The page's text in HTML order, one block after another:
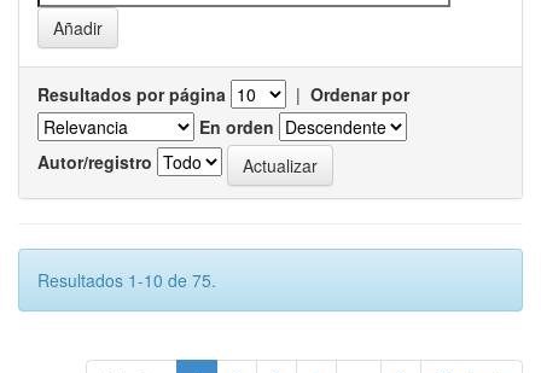
Resultados por página | Ordenar por
En orden
Autor/registro
Resultados 1-10 de 75.